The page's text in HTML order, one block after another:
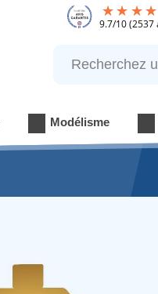
Recherchez un
Modélisme